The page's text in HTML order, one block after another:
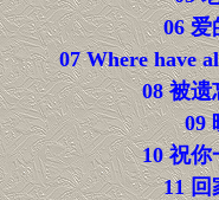
06 爱
07 Where have
08 被遗
09
10 祝你
11 回